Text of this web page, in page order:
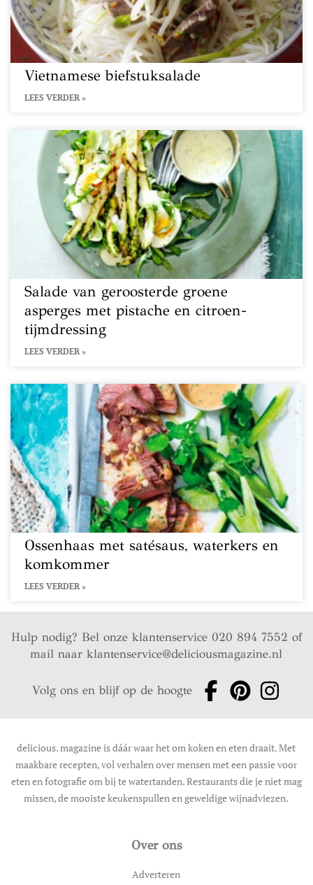
Vietnamese biefstuksalade
LEES VERDER »
Salade van geroosterde groene
asperges met pistache en citroen-
tijmdressing
LEES VERDER »
Ossenhaas met satésaus, waterkers en
komkommer
LEES VERDER »
Hulp nodig? Bel onze klantenservice 020 894 7552 of
mail naarklantenservice@deliciousmagazine.nl
Volg ons en blijf op de hoogte
delicious. magazine is dáár waar het om koken en eten draait. Met
maakbare recepten, vol verhalen over mensen met een passie voor
eten en fotografie om bij te watertanden. Restaurants die je niet mag
missen, de mooiste keukenspullen en geweldige wijnadviezen.
Over ons
Adverteren